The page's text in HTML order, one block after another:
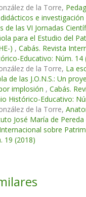
de la Torre,
e
de las VI Jornadas
para el Estudio del
) , Cabás. Revista
Educativo: Núm. 14
de la Torre, La
de las J.O.N.S.: Un
implosión , Cabás.
Histórico-Educativo:
de la Torre,
José María de Pereda
sobre
19 (2018)